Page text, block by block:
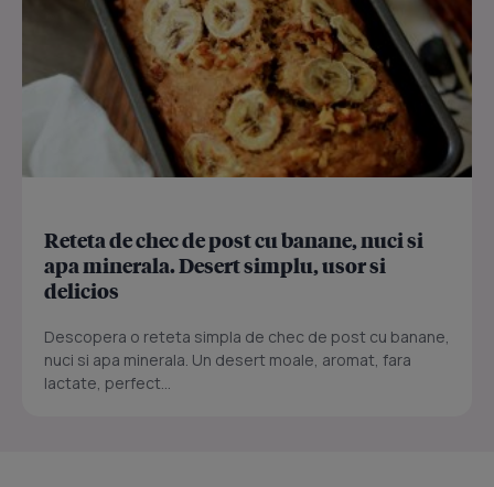
Reteta de chec de post cu banane, nuci si
apa minerala. Desert simplu, usor si
delicios
Descopera o reteta simpla de chec de post cu banane,
nuci si apa minerala. Un desert moale, aromat, fara
lactate, perfect...